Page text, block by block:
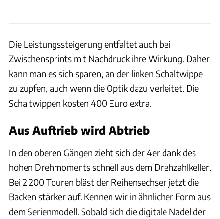
Die Leistungssteigerung entfaltet auch bei
Zwischensprints mit Nachdruck ihre Wirkung. Daher
kann man es sich sparen, an der linken Schaltwippe
zu zupfen, auch wenn die Optik dazu verleitet. Die
Schaltwippen kosten 400 Euro extra.
Aus Auftrieb wird Abtrieb
In den oberen Gängen zieht sich der 4er dank des
hohen Drehmoments schnell aus dem Drehzahlkeller.
Bei 2.200 Touren bläst der Reihensechser jetzt die
Backen stärker auf. Kennen wir in ähnlicher Form aus
dem Serienmodell. Sobald sich die digitale Nadel der